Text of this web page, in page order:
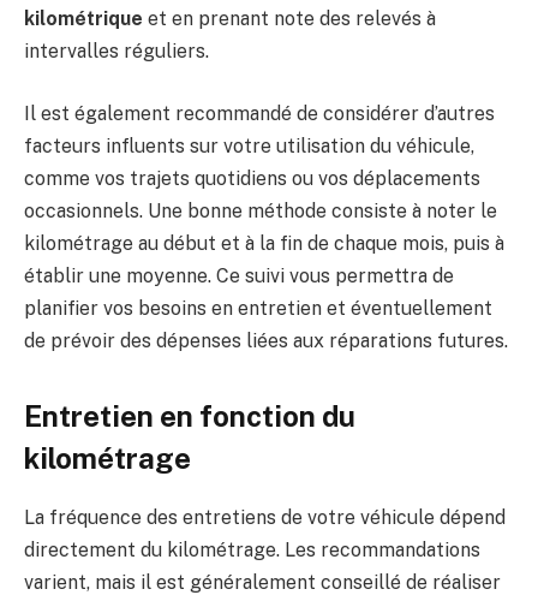
kilométrique et en prenant note des relevés à
intervalles réguliers.
Il est également recommandé de considérer d’autres
facteurs influents sur votre utilisation du véhicule,
comme vos trajets quotidiens ou vos déplacements
occasionnels. Une bonne méthode consiste à noter le
kilométrage au début et à la fin de chaque mois, puis à
établir une moyenne. Ce suivi vous permettra de
planifier vos besoins en entretien et éventuellement
de prévoir des dépenses liées aux réparations futures.
Entretien en fonction du
kilométrage
La fréquence des entretiens de votre véhicule dépend
directement du kilométrage. Les recommandations
varient, mais il est généralement conseillé de réaliser